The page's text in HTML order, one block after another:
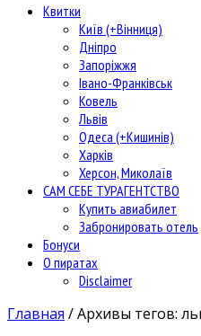
Квитки
Київ (+Вінниця)
Дніпро
Запоріжжя
Івано-Франківськ
Ковель
Львів
Одеса (+Кишинів)
Харків
Херсон, Миколаїв
САМ СЕБЕ ТУРАГЕНТСТВО
Купить авиабилет
Забронировать отель
Бонуси
О пиратах
Disclaimer
Главная /Архивы тегов: